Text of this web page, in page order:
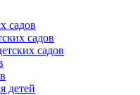
садов
садов
садов
детей